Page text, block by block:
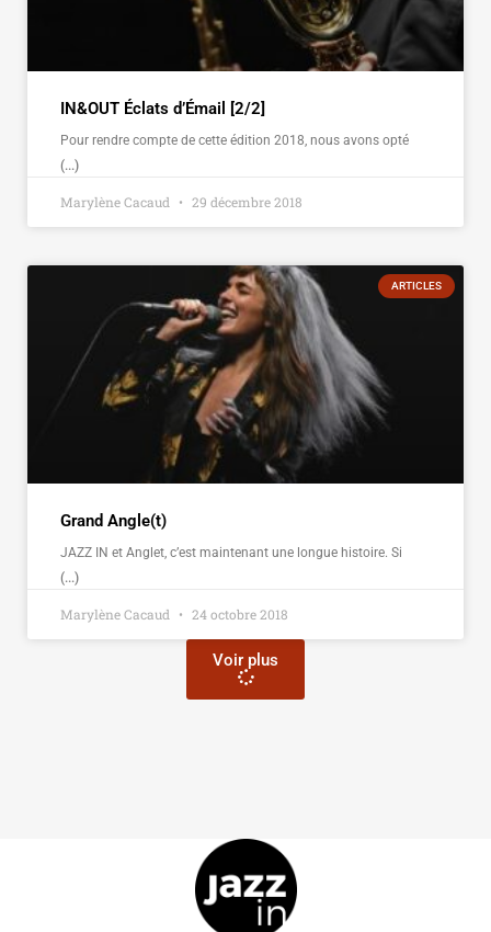
IN&OUT Éclats d’Émail [2/2]
Pour rendre compte de cette édition 2018, nous avons opté
(...)
Marylène Cacaud 29 décembre 2018
ARTICLES
Grand Angle(t)
JAZZ IN et Anglet, c’est maintenant une longue histoire. Si
(...)
Marylène Cacaud 24 octobre 2018
Voir plus